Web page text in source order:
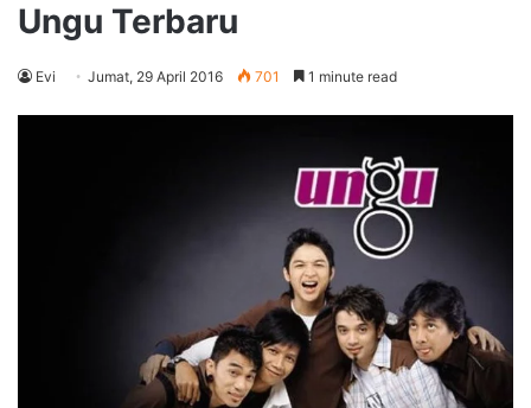
Ungu Terbaru
Evi Jumat, 29 April 2016 701 1 minute read